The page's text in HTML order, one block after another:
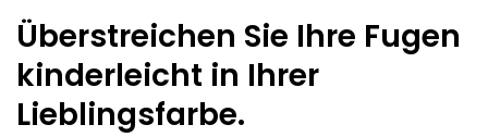
Überstreichen Sie Ihre Fugen
kinderleicht in Ihrer
Lieblingsfarbe.